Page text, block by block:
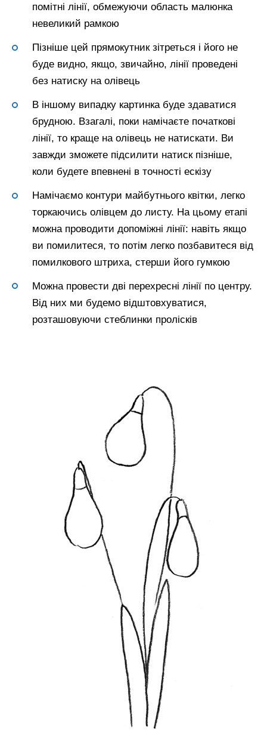
помітні лінії, обмежуючи область малюнка
невеликий рамкою
Пізніше цей прямокутник зітреться і його не
буде видно, якщо, звичайно, лінії проведені
без натиску на олівець
В іншому випадку картинка буде здаватися
брудною. Взагалі, поки намічаєте початкові
лінії, то краще на олівець не натискати. Ви
завжди зможете підсилити натиск пізніше,
коли будете впевнені в точності ескізу
Намічаємо контури майбутнього квітки, легко
торкаючись олівцем до листу. На цьому етапі
можна проводити допоміжні лінії: навіть якщо
ви помилитеся, то потім легко позбавитеся від
помилкового штриха, стерши його гумкою
Можна провести дві перехресні лінії по центру.
Від них ми будемо відштовхуватися,
розташовуючи стеблинки пролісків